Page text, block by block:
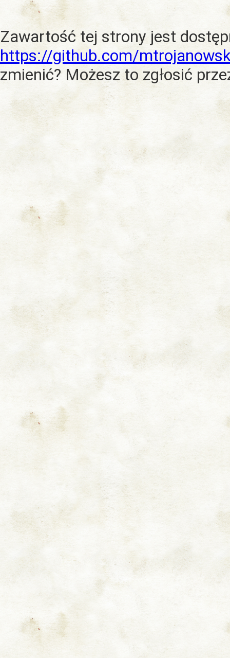
Zawartość tej strony jest
https://github.com/
zmienić? Możesz to zgłosić